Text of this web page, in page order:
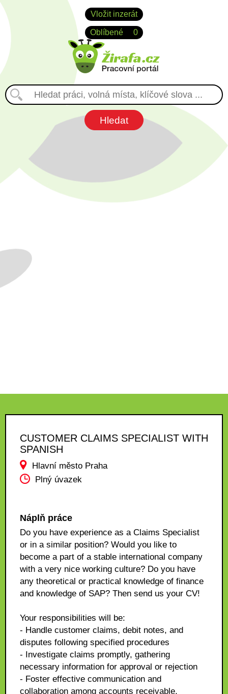
Vložit inzerát
Oblíbené 0
CUSTOMER CLAIMS SPECIALIST WITH
SPANISH
Hlavní město Praha
Plný úvazek
Náplň práce
Do you have experience as a Claims Specialist
or in a similar position? Would you like to
become a part of a stable international company
with a very nice working culture? Do you have
any theoretical or practical knowledge of finance
and knowledge of SAP? Then send us your CV!
Your responsibilities will be:
- Handle customer claims, debit notes, and
disputes following specified procedures
- Investigate claims promptly, gathering
necessary information for approval or rejection
- Foster effective communication and
collaboration among accounts receivable,